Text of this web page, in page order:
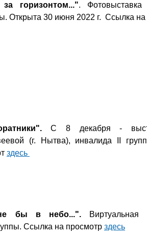
за горизонтом...".
Открыта 30 июня 2022 г. Ссылка
С 8 декабря -
(г. Нытва),
инвалида II
здесь
бы в небо...". Виртуальная
Ссылка на просмотр здесь